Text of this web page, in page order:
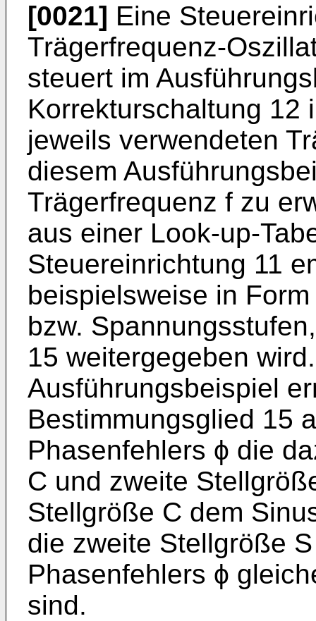
[0021] Eine
Trägerfrequenz-
steuert im
Korrekturschaltung 12
jeweils verwendeten
diesem
Trägerfrequenz f zu
aus einer Look-up-
Steuereinrichtung 11
beispielsweise in
bzw.
15 weitergegeben
Ausführungsbeispiel
Bestimmungsglied 15
Phasenfehlers ϕ die
C und zweite
Stellgröße C dem
die zweite Stellgröße
Phasenfehlers ϕ
sind.